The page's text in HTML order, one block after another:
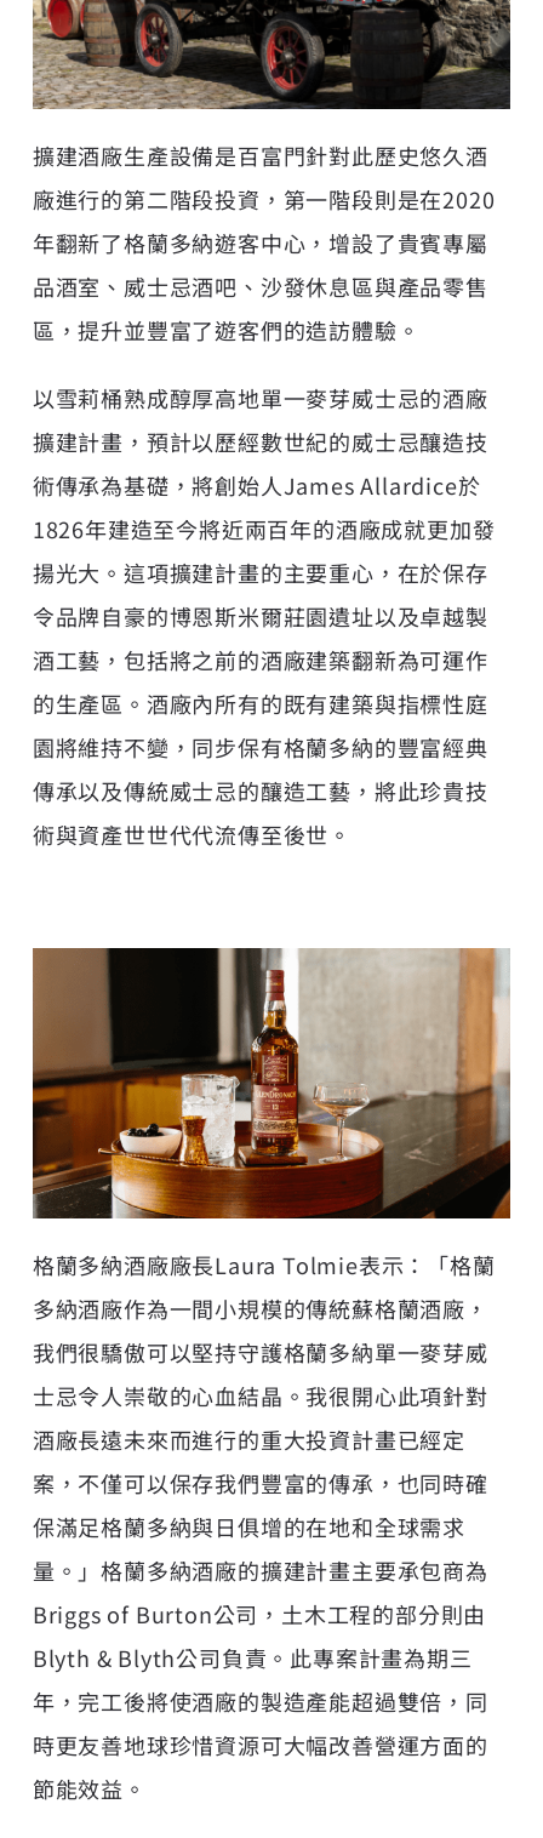
擴建酒廠生產設備是百富門針對此歷史悠久酒
廠進行的第二階段投資，第一階段則是在2020
年翻新了格蘭多納遊客中心，增設了貴賓專屬
品酒室、威士忌酒吧、沙發休息區與產品零售
區，提升並豐富了遊客們的造訪體驗。
以雪莉桶熟成醇厚高地單一麥芽威士忌的酒廠
擴建計畫，預計以歷經數世紀的威士忌釀造技
術傳承為基礎，將創始人James Allardice於
1826年建造至今將近兩百年的酒廠成就更加發
揚光大。這項擴建計畫的主要重心，在於保存
令品牌自豪的博恩斯米爾莊園遺址以及卓越製
酒工藝，包括將之前的酒廠建築翻新為可運作
的生產區。酒廠內所有的既有建築與指標性庭
園將維持不變，同步保有格蘭多納的豐富經典
傳承以及傳統威士忌的釀造工藝，將此珍貴技
術與資產世世代代流傳至後世。
格蘭多納酒廠廠長Laura Tolmie表示：「格蘭
多納酒廠作為一間小規模的傳統蘇格蘭酒廠，
我們很驕傲可以堅持守護格蘭多納單一麥芽威
士忌令人崇敬的心血結晶。我很開心此項針對
酒廠長遠未來而進行的重大投資計畫已經定
案，不僅可以保存我們豐富的傳承，也同時確
保滿足格蘭多納與日俱增的在地和全球需求
量。」格蘭多納酒廠的擴建計畫主要承包商為
Briggs of Burton公司，土木工程的部分則由
Blyth & Blyth公司負責。此專案計畫為期三
年，完工後將使酒廠的製造產能超過雙倍，同
時更友善地球珍惜資源可大幅改善營運方面的
節能效益。